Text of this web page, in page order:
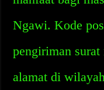
Ngawi. Kode
pengiriman surat
alamat di